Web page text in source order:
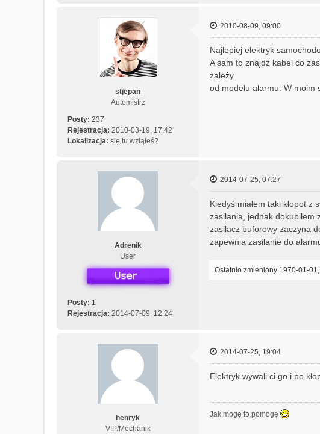
stjepan
Automistrz
Posty: 237
Rejestracja: 2010-03-19, 17:42
Lokalizacja: się tu wziąłeś?
2010-08-09, 09:00
Najlepiej elektryk
A sam to znajdź kabel co
zależy
od modelu alarmu. W moim
Adrenik
User
Posty: 1
Rejestracja: 2014-07-09, 12:24
2014-07-25, 07:27
Kiedyś miałem taki kłopot z
zasilania, jednak dokupiłem
zasilacz buforowy zaczyna
zapewnia zasilanie do
Ostatnio zmieniony 1970-01-
henryk
VIP/Mechanik
2014-07-25, 19:04
Elektryk wywali ci go i po
Jak mogę to pomogę